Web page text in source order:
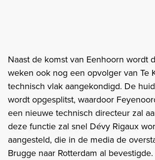
Naast de komst van Eenhoorn wordt
weken ook nog een opvolger van Te
technisch vlak aangekondigd. De
wordt opgesplitst, waardoor
een nieuwe technisch directeur zal
deze functie zal snel Dévy Rigaux
aangesteld, die in de media de
Brugge naar Rotterdam al bevestigde.